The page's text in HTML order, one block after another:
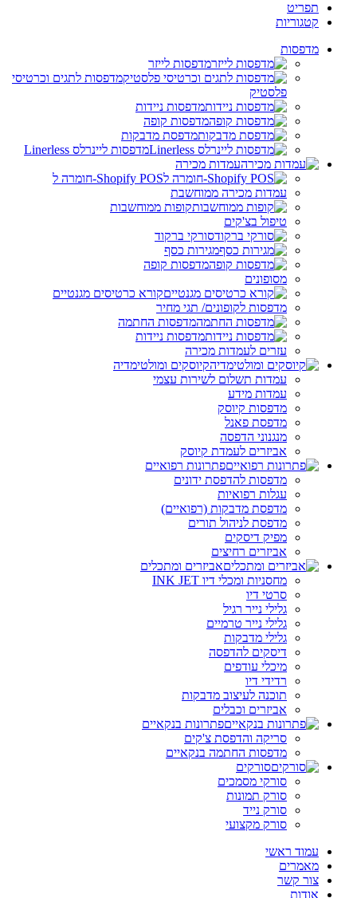
תפריט
קטגוריות
מדפסות
מדפסות לייזר
מדפסות לתגים וכרטיסי
פלסטיק
מדפסות ניידות
מדפסות קופה
מדפסת מדבקות
מדפסות ליינרלס Linerless
עמדות מכירה
Shopify POS-חומרה ל
עמדות מכירה ממוחשבת
קופות ממוחשבות
טיפול בצ'קים
סורקי ברקוד
מגירות כסף
מדפסות קופה
מסופונים
קורא כרטיסים מגנטיים
מדפסות לקופונים/ תגי מחיר
מדפסות החתמה
מדפסות ניידות
עזרים לעמדות מכירה
קיוסקים ומולטימדיה
עמדות תשלום לשירות עצמי
עמדות מידע
מדפסות קיוסק
מדפסת פאנל
מנגנוני הדפסה
אביזרים לעמדת קיוסק
פתרונות רפואיים
מדפסות להדפסת ידונים
עגלות רפואיות
מדפסת מדבקות (רפואיים)
מדפסת לניהול תורים
מפיק דיסקים
אביזרים רחיצים
אביזרים ומתכלים
מחסניות ומכלי דיו INK JET
סרטי דיו
גלילי נייר רגיל
גלילי נייר טרמיים
גלילי מדבקות
דיסקים להדפסה
מיכלי עודפים
רדידי דיו
תוכנה לעיצוב מדבקות
אביזרים וכבלים
פתרונות בנקאיים
סריקה והדפסת צ'קים
מדפסות החתמה בנקאיים
סורקים
סורקי מסמכים
סורק תמונות
סורק נייד
סורק מקצועי
עמוד ראשי
מאמרים
צור קשר
אודות